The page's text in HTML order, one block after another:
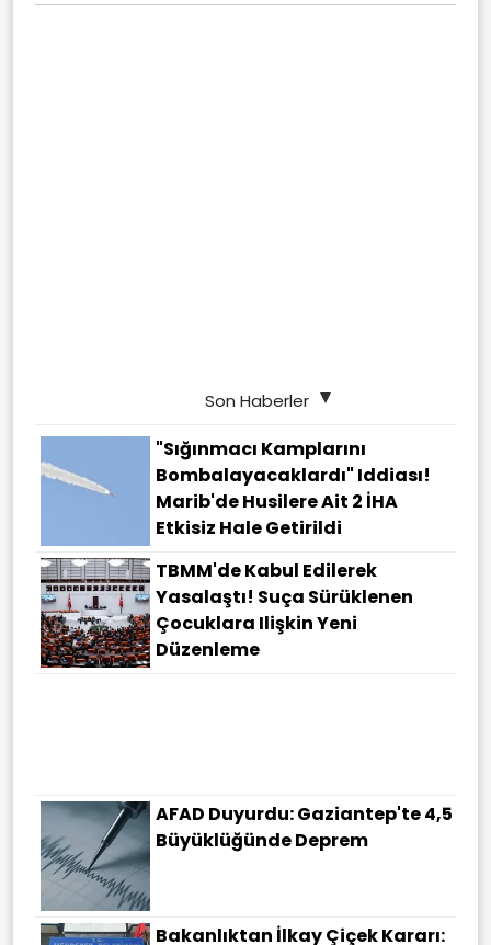
Son Haberler
"Sığınmacı Kamplarını
Bombalayacaklardı" Iddiası!
Marib'de Husilere Ait 2 İHA
Etkisiz Hale Getirildi
TBMM'de Kabul Edilerek
Yasalaştı! Suça Sürüklenen
Çocuklara Ilişkin Yeni
Düzenleme
AFAD Duyurdu: Gaziantep'te 4,5
Büyüklüğünde Deprem
Bakanlıktan İlkay Çiçek Kararı: